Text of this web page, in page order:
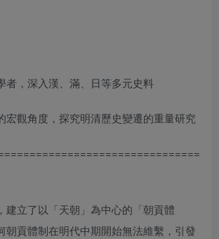
者，深入漢、滿、日等多元史料
宏觀角度，探究明清歷史變遷的重量研究
建立了以「天朝」為中心的「朝貢體
朝貢體制在明代中期開始無法維繫，引發